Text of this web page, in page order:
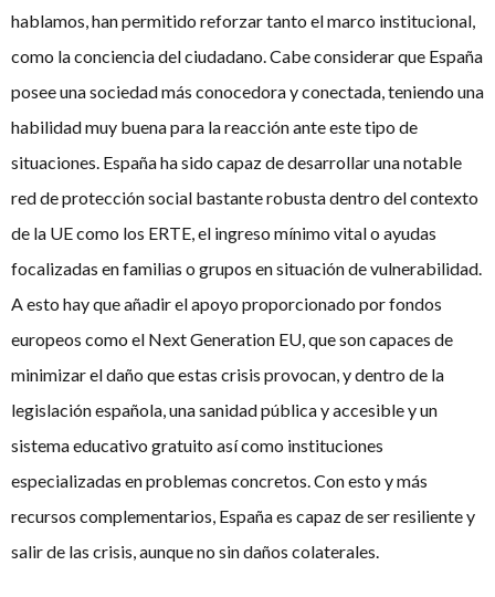
hablamos, han permitido reforzar tanto el marco institucional,
como la conciencia del ciudadano. Cabe considerar que España
posee una sociedad más conocedora y conectada, teniendo una
habilidad muy buena para la reacción ante este tipo de
situaciones. España ha sido capaz de desarrollar una notable
red de protección social bastante robusta dentro del contexto
de la UE como los ERTE, el ingreso mínimo vital o ayudas
focalizadas en familias o grupos en situación de vulnerabilidad.
A esto hay que añadir el apoyo proporcionado por fondos
europeos como el Next Generation EU, que son capaces de
minimizar el daño que estas crisis provocan, y dentro de la
legislación española, una sanidad pública y accesible y un
sistema educativo gratuito así como instituciones
especializadas en problemas concretos. Con esto y más
recursos complementarios, España es capaz de ser resiliente y
salir de las crisis, aunque no sin daños colaterales.